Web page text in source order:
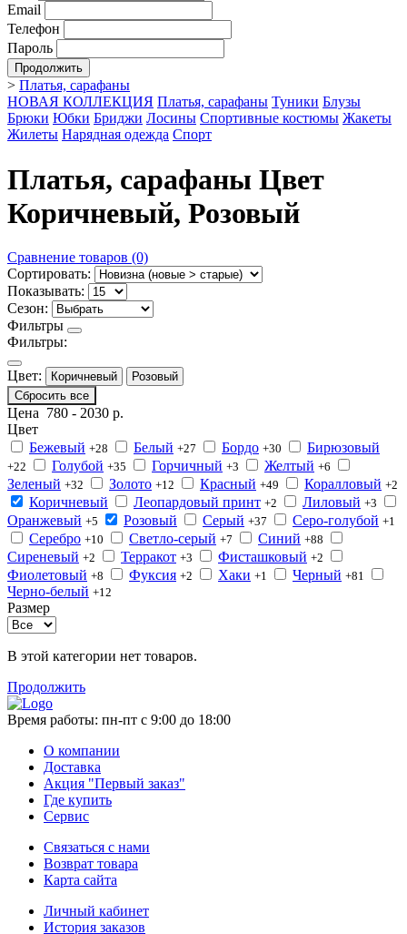
Email
Телефон
Пароль
Продолжить
> Платья, сарафаны
НОВАЯ КОЛЛЕКЦИЯ Платья, сарафаны Туники Блузы
Брюки Юбки Бриджи Лосины Спортивные костюмы Жакеты
Жилеты Нарядная одежда Спорт
Платья, сарафаны Цвет
Коричневый, Розовый
Сравнение товаров (0)
Сортировать:
Показывать:
Сезон:
Фильтры
Фильтры:
Цвет: Коричневый
Розовый
Сбросить все
Цена 780 - 2030 р.
Цвет
Бежевый +28 Белый +27 Бордо +30 Бирюзовый
+22 Голубой +35 Горчичный +3 Желтый +6
Зеленый +32 Золото +12 Красный +49 Коралловый +2
Коричневый Леопардовый принт +2 Лиловый +3
Оранжевый +5 Розовый Серый +37 Серо-голубой +1
Серебро +10 Светло-серый +7 Синий +88
Сиреневый +2 Терракот +3 Фисташковый +2
Фиолетовый +8 Фуксия +2 Хаки +1 Черный +81
Черно-белый +12
Размер
В этой категории нет товаров.
Продолжить
Время работы: пн-пт с 9:00 до 18:00
О компании
Доставка
Акция "Первый заказ"
Где купить
Сервис
Связаться с нами
Возврат товара
Карта сайта
Личный кабинет
История заказов